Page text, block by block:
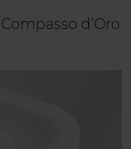
d’Oro